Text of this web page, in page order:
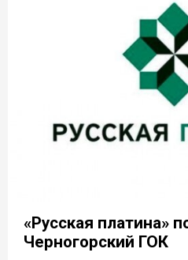
«Русская платина»
Черногорский ГОК